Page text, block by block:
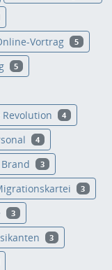
Vortrag 5
5
Revolution 4
4
Brand 3
3
3
3